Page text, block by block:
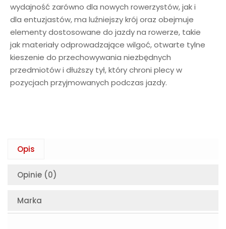
wydajność zarówno dla nowych rowerzystów, jak i
dla entuzjastów, ma luźniejszy krój oraz obejmuje
elementy dostosowane do jazdy na rowerze, takie
jak materiały odprowadzające wilgoć, otwarte tylne
kieszenie do przechowywania niezbędnych
przedmiotów i dłuższy tył, który chroni plecy w
pozycjach przyjmowanych podczas jazdy.
Opis
Opinie (0)
Marka